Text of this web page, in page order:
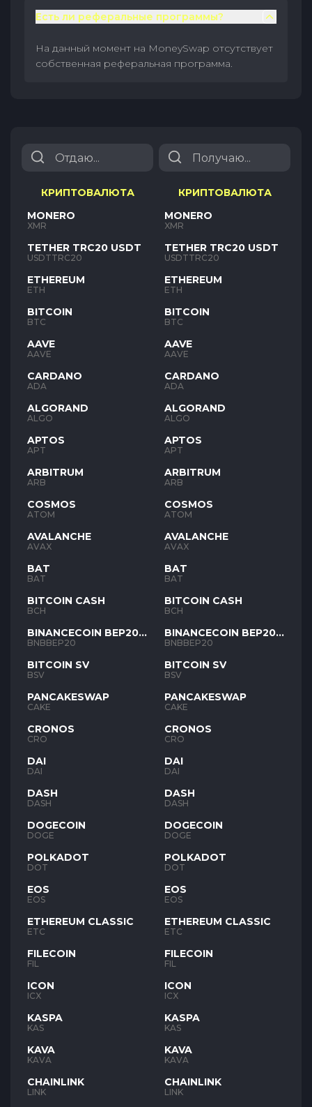
Есть ли реферальные программы?
На данный момент на MoneySwap отсутствует
собственная реферальная программа.
КРИПТОВАЛЮТА
MONERO
XMR
TETHER TRC20 USDT
USDTTRC20
ETHEREUM
ETH
BITCOIN
BTC
AAVE
AAVE
CARDANO
ADA
ALGORAND
ALGO
APTOS
APT
ARBITRUM
ARB
COSMOS
ATOM
AVALANCHE
AVAX
BAT
BAT
BITCOIN CASH
BCH
BINANCECOIN BEP20
BNB
BNBBEP20
BITCOIN SV
BSV
PANCAKESWAP
CAKE
CRONOS
CRO
DAI
DAI
DASH
DASH
DOGECOIN
DOGE
POLKADOT
DOT
EOS
EOS
ETHEREUM CLASSIC
ETC
FILECOIN
FIL
ICON
ICX
KASPA
KAS
KAVA
KAVA
CHAINLINK
LINK
КРИПТОВАЛЮТА
MONERO
XMR
TETHER TRC20 USDT
USDTTRC20
ETHEREUM
ETH
BITCOIN
BTC
AAVE
AAVE
CARDANO
ADA
ALGORAND
ALGO
APTOS
APT
ARBITRUM
ARB
COSMOS
ATOM
AVALANCHE
AVAX
BAT
BAT
BITCOIN CASH
BCH
BINANCECOIN BEP20
BNB
BNBBEP20
BITCOIN SV
BSV
PANCAKESWAP
CAKE
CRONOS
CRO
DAI
DAI
DASH
DASH
DOGECOIN
DOGE
POLKADOT
DOT
EOS
EOS
ETHEREUM CLASSIC
ETC
FILECOIN
FIL
ICON
ICX
KASPA
KAS
KAVA
KAVA
CHAINLINK
LINK